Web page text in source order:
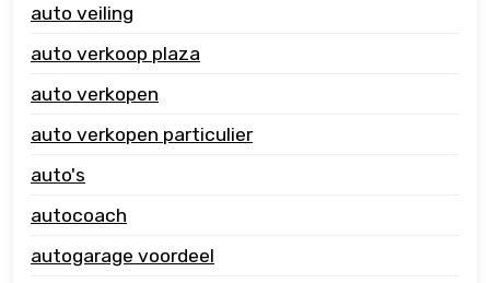
auto veiling
auto verkoop plaza
auto verkopen
auto verkopen particulier
auto's
autocoach
autogarage voordeel